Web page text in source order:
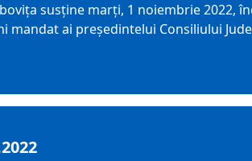
susține marți, 1 noiembrie 2022,
mandat ai președintelui Consiliului